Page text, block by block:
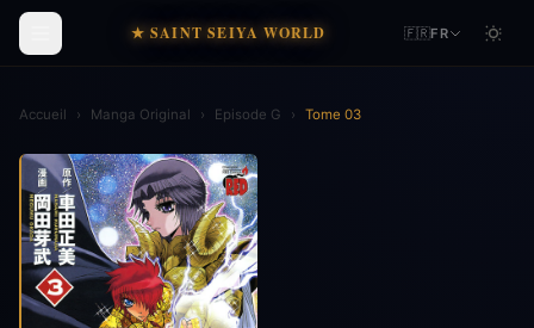
★ SAINT SEIYA WORLD 🇫🇷FR
Accueil › Manga Original › Episode G › Tome 03